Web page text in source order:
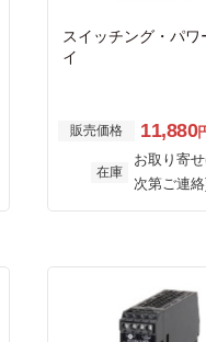
スイッチング・パワ
イ
販売価格 11,880
在庫
お取り寄
次第ご連